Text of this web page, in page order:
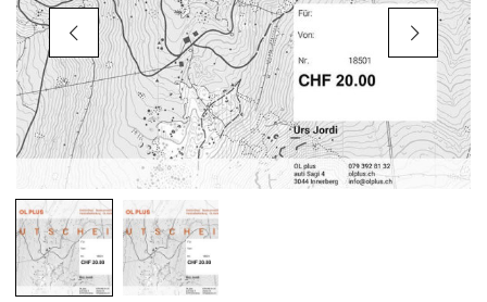
OL Karten
Agenda
Über uns
Team
Kontakt